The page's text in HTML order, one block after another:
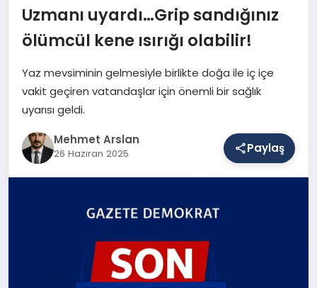
SPOR
MAGAZIN
SAĞLIK
Uzmanı uyardı…Grip sandığınız
ölümcül kene ısırığı olabilir!
Yaz mevsiminin gelmesiyle birlikte doğa ile iç içe
vakit geçiren vatandaşlar için önemli bir sağlık
uyarısı geldi.
Mehmet Arslan
26 Haziran 2025 Paylaş